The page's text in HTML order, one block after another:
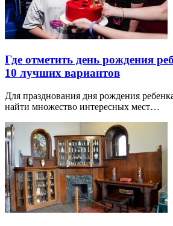
Где отметить день рождения
10 лучших вариантов
Для празднования дня рождения
найти множество интересных мест…